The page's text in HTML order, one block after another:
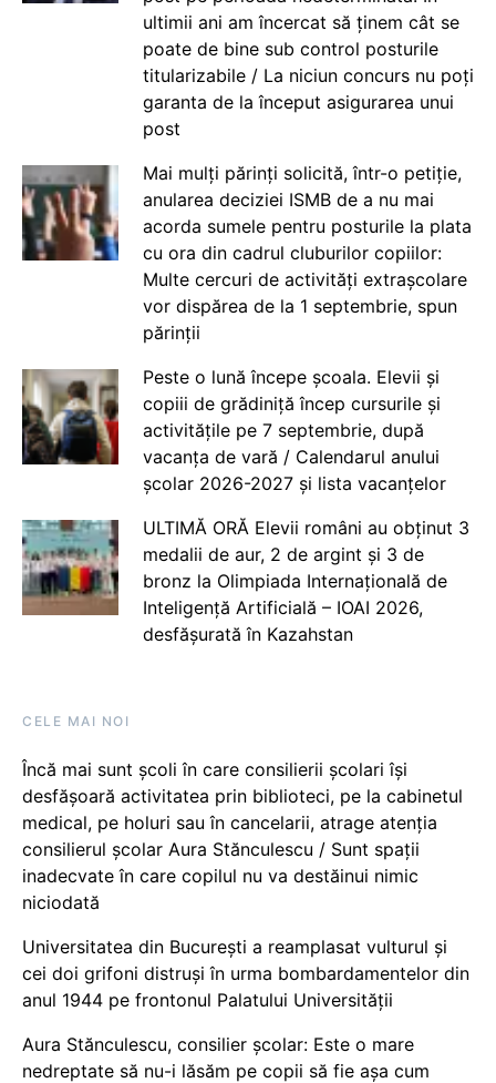
ultimii ani am încercat să ținem cât se
poate de bine sub control posturile
titularizabile / La niciun concurs nu poți
garanta de la început asigurarea unui
post
Mai mulți părinți solicită, într-o petiție,
anularea deciziei ISMB de a nu mai
acorda sumele pentru posturile la plata
cu ora din cadrul cluburilor copiilor:
Multe cercuri de activități extrașcolare
vor dispărea de la 1 septembrie, spun
părinții
Peste o lună începe școala. Elevii și
copiii de grădiniță încep cursurile și
activitățile pe 7 septembrie, după
vacanța de vară / Calendarul anului
școlar 2026-2027 și lista vacanțelor
ULTIMĂ ORĂ Elevii români au obținut 3
medalii de aur, 2 de argint și 3 de
bronz la Olimpiada Internațională de
Inteligență Artificială – IOAI 2026,
desfășurată în Kazahstan
CELE MAI NOI
Încă mai sunt școli în care consilierii școlari își
desfășoară activitatea prin biblioteci, pe la cabinetul
medical, pe holuri sau în cancelarii, atrage atenția
consilierul școlar Aura Stănculescu / Sunt spații
inadecvate în care copilul nu va destăinui nimic
niciodată
Universitatea din București a reamplasat vulturul și
cei doi grifoni distruși în urma bombardamentelor din
anul 1944 pe frontonul Palatului Universității
Aura Stănculescu, consilier școlar: Este o mare
nedreptate să nu-i lăsăm pe copii să fie așa cum